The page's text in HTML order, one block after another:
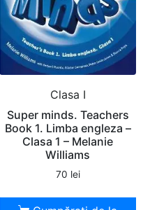
Clasa I
Super minds. Teachers
Book 1. Limba engleza –
Clasa 1 – Melanie
Williams
70 lei